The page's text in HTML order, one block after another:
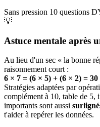
Sans pression 10 questions
💡
Astuce mentale après
Au lieu d'un sec « la bonne
raisonnement court :
6 × 7 = (6 × 5) + (6 × 2) = 30
Stratégies adaptées par
complément à 10, table de 5,
importants sont aussi
t'aider à repérer les données.